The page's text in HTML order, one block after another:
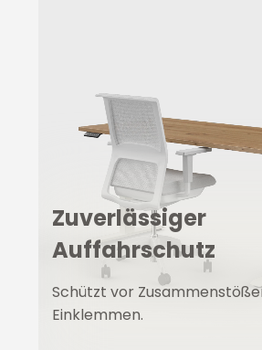
Zuverlässiger
Auffahrschutz
Schützt vor
Einklemmen.